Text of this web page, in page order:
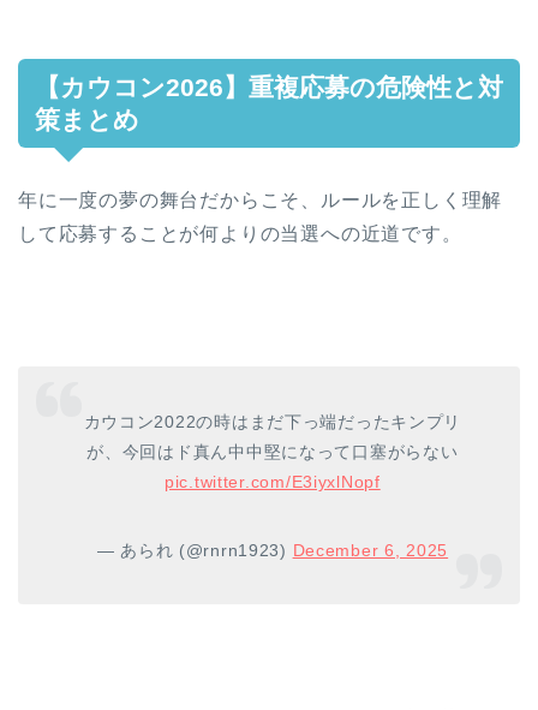
【カウコン2026】重複応募の危険性と対
策まとめ
年に一度の夢の舞台だからこそ、ルールを正しく理解
して応募することが何よりの当選への近道です。
カウコン2022の時はまだ下っ端だったキンプリ
が、今回はド真ん中中堅になって口塞がらない
pic.twitter.com/E3iyxlNopf
— あられ (@rnrn1923) December 6, 2025